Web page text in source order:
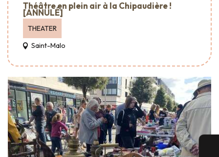
Théâtre en plein air à la Chipaudière !
[ANNULÉ]
THEATER
Saint-Malo